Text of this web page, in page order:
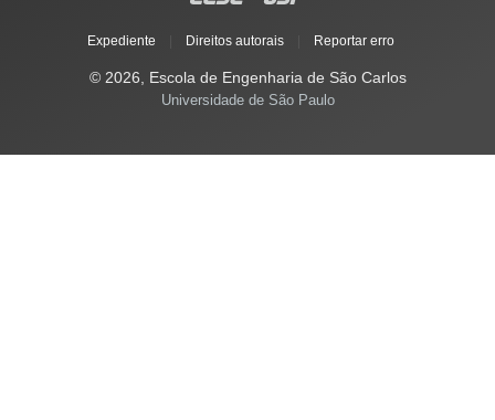
Expediente Direitos autorais Reportar erro
© 2026, Escola de Engenharia de São Carlos
Universidade de São Paulo